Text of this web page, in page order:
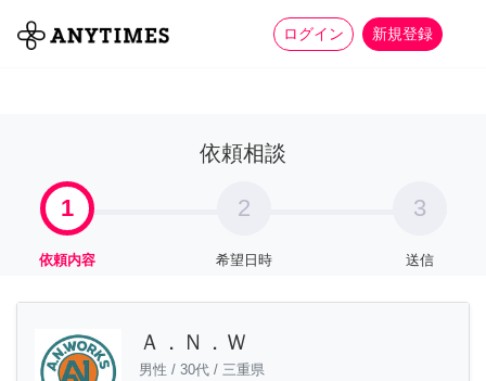
ログイン 新規登録
全て 家事 more_horiz
依頼相談
1
依頼内容
2
希望日時
3
送信
Ａ．Ｎ．Ｗ
男性 / 30代 / 三重県